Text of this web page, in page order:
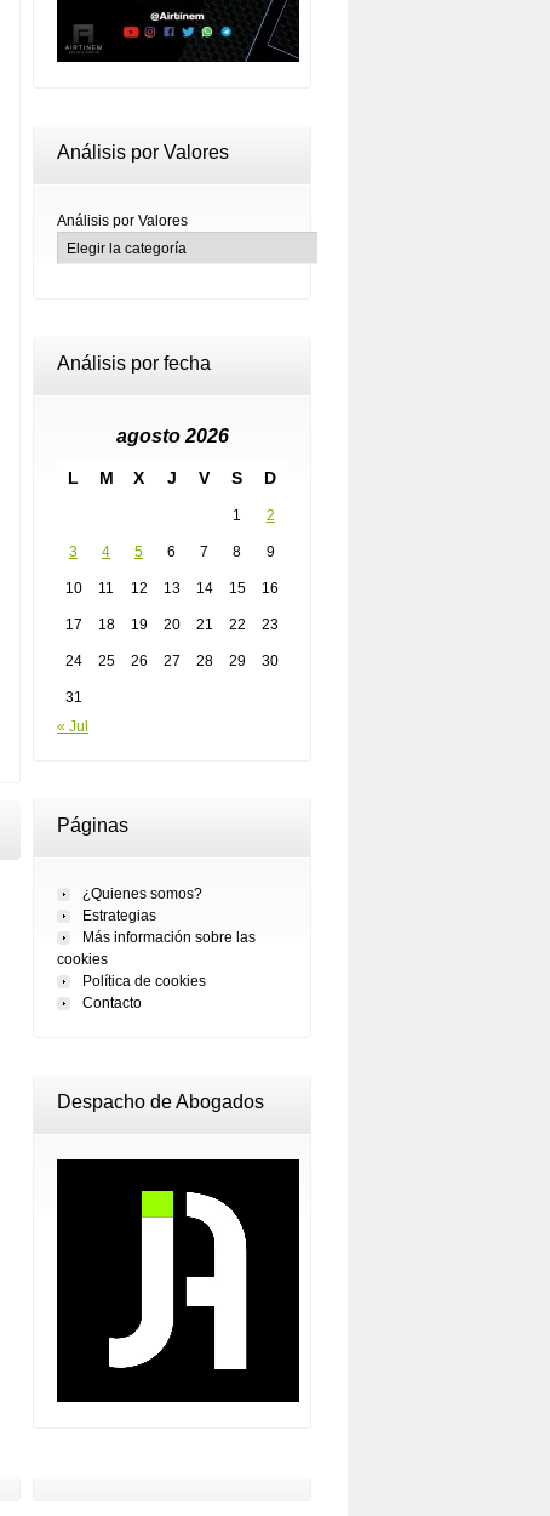
Análisis por Valores
Análisis por Valores
Análisis por fecha
agosto 2026
L M X J V S D
1 2
3 4 5 6 7 8 9
10 11 12 13 14 15 16
17 18 19 20 21 22 23
24 25 26 27 28 29 30
31
« Jul
Páginas
¿Quienes somos?
Estrategias
Más información sobre las
cookies
Política de cookies
Contacto
Despacho de Abogados